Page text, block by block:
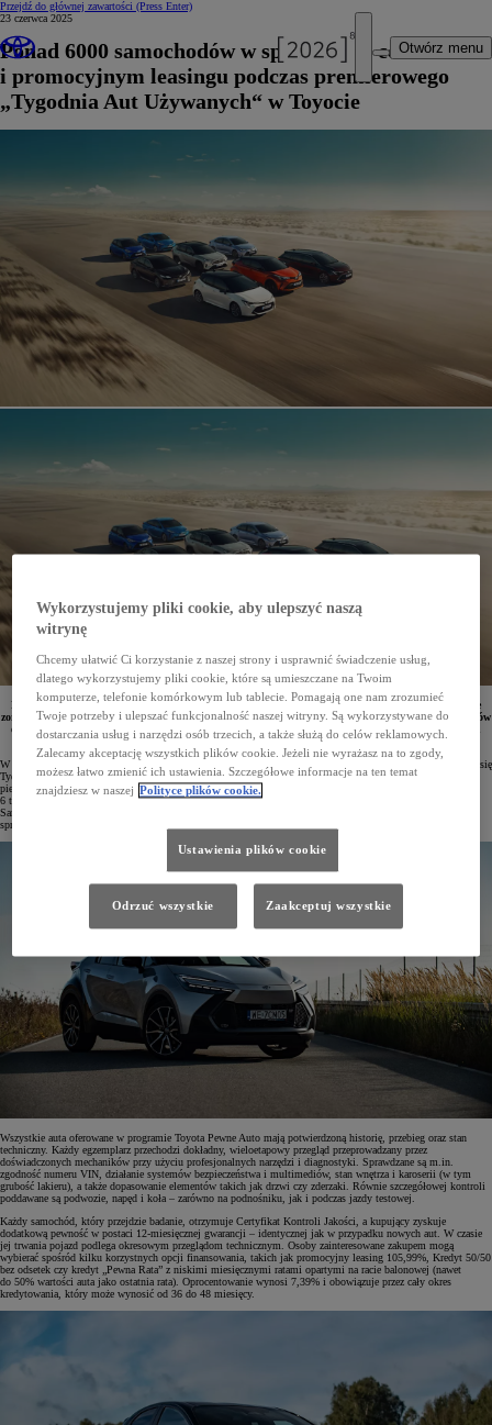
Przejdź do głównej zawartości (Press Enter)
Otwórz menu
23 czerwca 2025
Ponad 6000 samochodów w specjalnych cenach
i promocyjnym leasingu podczas premierowego
„Tygodnia Aut Używanych“ w Toyocie
Pomiędzy 23 a 29 czerwca w całej sieci dilerskiej Toyoty oraz w stacjach Toyota Pewne Auto zostanie
zorganizowany Tydzień Aut Używanych. Kupujący będą mogli skorzystać z bogatego wyboru pojazdów
objętych gwarancją, oferowanych w korzystnych cenach oraz z możliwością finansowania w ramach
promocyjnego leasingu.
W dniach od 23 do 29 czerwca we wszystkich salonach Toyoty oraz w stacjach Toyota Pewne Auto odbędzie się
Tydzień Aut Używanych. To wydarzenie inspirowane formatem znanym z premier nowych modeli, a po raz
pierwszy poświęcone samochodom z rynku wtórnego. Z tej okazji w całej Polsce przygotowano ponad
6 tysięcy wyselekcjonowanych pojazdów, a klienci mogą skorzystać z atrakcyjnych opcji finansowania.
Samochody dostępne w ramach akcji znaleźć można w 83 salonach Toyoty oraz 8 specjalistycznych punktach
sprzedaży aut używanych.
Wszystkie auta oferowane w programie Toyota Pewne Auto mają potwierdzoną historię, przebieg oraz stan
techniczny. Każdy egzemplarz przechodzi dokładny, wieloetapowy przegląd przeprowadzany przez
doświadczonych mechaników przy użyciu profesjonalnych narzędzi i diagnostyki. Sprawdzane są m.in.
zgodność numeru VIN, działanie systemów bezpieczeństwa i multimediów, stan wnętrza i karoserii (w tym
grubość lakieru), a także dopasowanie elementów takich jak drzwi czy zderzaki. Równie szczegółowej kontroli
poddawane są podwozie, napęd i koła – zarówno na podnośniku, jak i podczas jazdy testowej.
Każdy samochód, który przejdzie badanie, otrzymuje Certyfikat Kontroli Jakości, a kupujący zyskuje
dodatkową pewność w postaci 12-miesięcznej gwarancji – identycznej jak w przypadku nowych aut. W czasie
jej trwania pojazd podlega okresowym przeglądom technicznym. Osoby zainteresowane zakupem mogą
wybierać spośród kilku korzystnych opcji finansowania, takich jak promocyjny leasing 105,99%, Kredyt 50/50
bez odsetek czy kredyt „Pewna Rata” z niskimi miesięcznymi ratami opartymi na racie balonowej (nawet
do 50% wartości auta jako ostatnia rata). Oprocentowanie wynosi 7,39% i obowiązuje przez cały okres
kredytowania, który może wynosić od 36 do 48 miesięcy.
Wykorzystujemy pliki cookie, aby ulepszyć naszą
witrynę
Chcemy ułatwić Ci korzystanie z naszej strony i usprawnić świadczenie usług,
dlatego wykorzystujemy pliki cookie, które są umieszczane na Twoim
komputerze, telefonie komórkowym lub tablecie. Pomagają one nam zrozumieć
Twoje potrzeby i ulepszać funkcjonalność naszej witryny. Są wykorzystywane do
dostarczania usług i narzędzi osób trzecich, a także służą do celów reklamowych.
Zalecamy akceptację wszystkich plików cookie. Jeżeli nie wyrażasz na to zgody,
możesz łatwo zmienić ich ustawienia. Szczegółowe informacje na ten temat
znajdziesz w naszej Polityce plików cookie.
Ustawienia plików cookie
Odrzuć wszystkie Zaakceptuj wszystkie